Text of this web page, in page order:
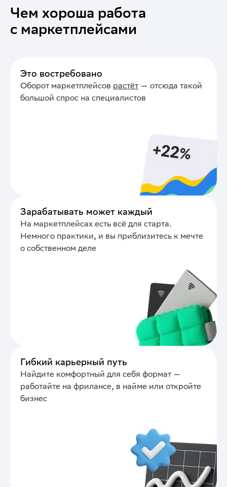
Чем хороша работа
с маркетплейсами
Это востребовано
Оборот маркетплейсов растёт — отсюда такой
большой спрос на специалистов
Зарабатывать может каждый
На маркетплейсах есть всё для старта.
Немного практики, и вы приблизитесь к мечте
о собственном деле
Гибкий карьерный путь
Найдите комфортный для себя формат —
работайте на фрилансе, в найме или откройте
бизнес